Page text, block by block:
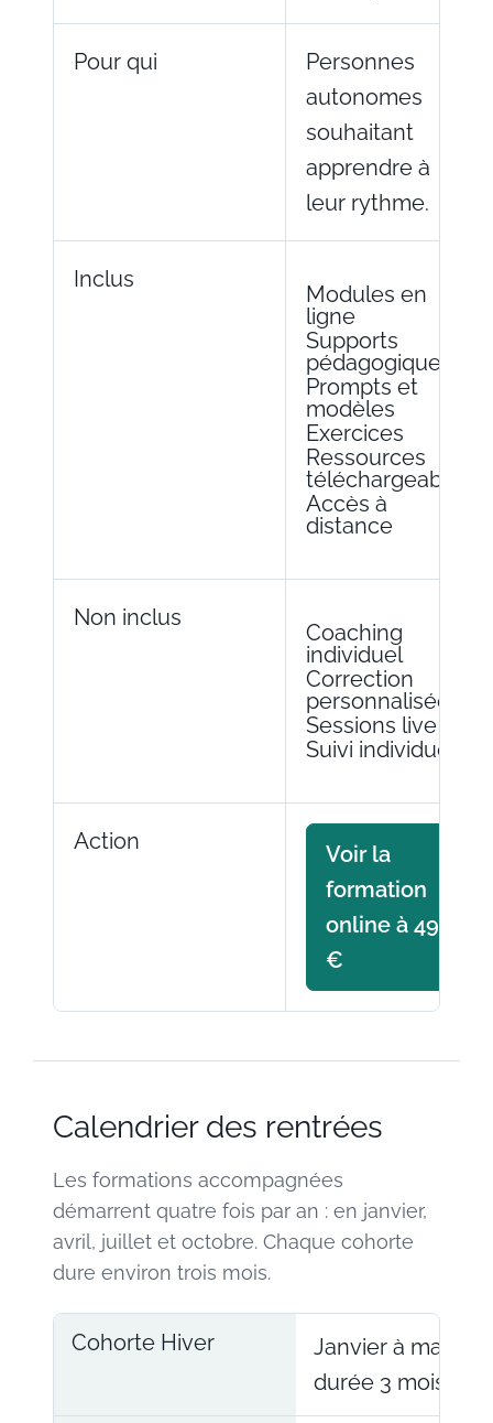
Pour qui
Personnes
autonomes
souhaitant
apprendre à
leur rythme.
Inclus
Modules en
ligne
Supports
pédagogiques
Prompts et
modèles
Exercices
Ressources
téléchargeables
Accès à
distance
Non inclus
Coaching
individuel
Correction
personnalisée
Sessions live
Suivi individuel
Action
Voir la
formation
online à 499
€
Calendrier des rentrées
Les formations accompagnées
démarrent quatre fois par an : en janvier,
avril, juillet et octobre. Chaque cohorte
dure environ trois mois.
Cohorte Hiver
Janvier à mars —
durée 3 mois